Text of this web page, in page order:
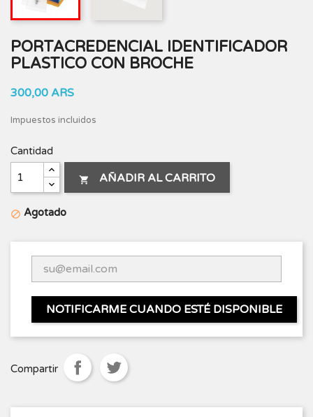
PORTACREDENCIAL IDENTIFICADOR
PLASTICO CON BROCHE
300,00 ARS
Impuestos incluidos
Cantidad
 AÑADIR AL CARRITO
 Agotado
NOTIFICARME CUANDO ESTÉ DISPONIBLE
Compartir